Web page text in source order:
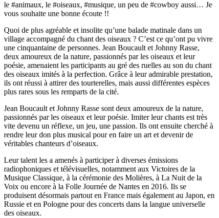
le #animaux, le #oiseaux, #musique, un peu de #cowboy aussi… Je
vous souhaite une bonne écoute !!
Quoi de plus agréable et insolite qu’une balade matinale dans un
village accompagné du chant des oiseaux ? C’est ce qu’ont pu vivre
une cinquantaine de personnes. Jean Boucault et Johnny Rasse,
deux amoureux de la nature, passionnés par les oiseaux et leur
poésie, amenaient les participants au gré des ruelles au son du chant
des oiseaux imités à la perfection. Grâce à leur admirable prestation,
ils ont réussi à attirer des tourterelles, mais aussi différentes espèces
plus rares sous les remparts de la cité.
Jean Boucault et Johnny Rasse sont deux amoureux de la nature,
passionnés par les oiseaux et leur poésie. Imiter leur chants est très
vite devenu un réflexe, un jeu, une passion. Ils ont ensuite cherché à
rendre leur don plus musical pour en faire un art et devenir de
véritables chanteurs d’oiseaux.
Leur talent les a amenés à participer à diverses émissions
radiophoniques et télévisuelles, notamment aux Victoires de la
Musique Classique, à la cérémonie des Molières, à La Nuit de la
Voix ou encore à la Folle Journée de Nantes en 2016. Ils se
produisent désormais partout en France mais également au Japon, en
Russie et en Pologne pour des concerts dans la langue universelle
des oiseaux.